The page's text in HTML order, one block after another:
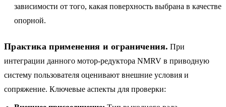
зависимости от того, какая поверхность выбрана в качестве
опорной.
Практика применения и ограничения. При
интеграции данного мотор-редуктора NMRV в приводную
систему пользователя оценивают внешние условия и
сопряжение. Ключевые аспекты для проверки: